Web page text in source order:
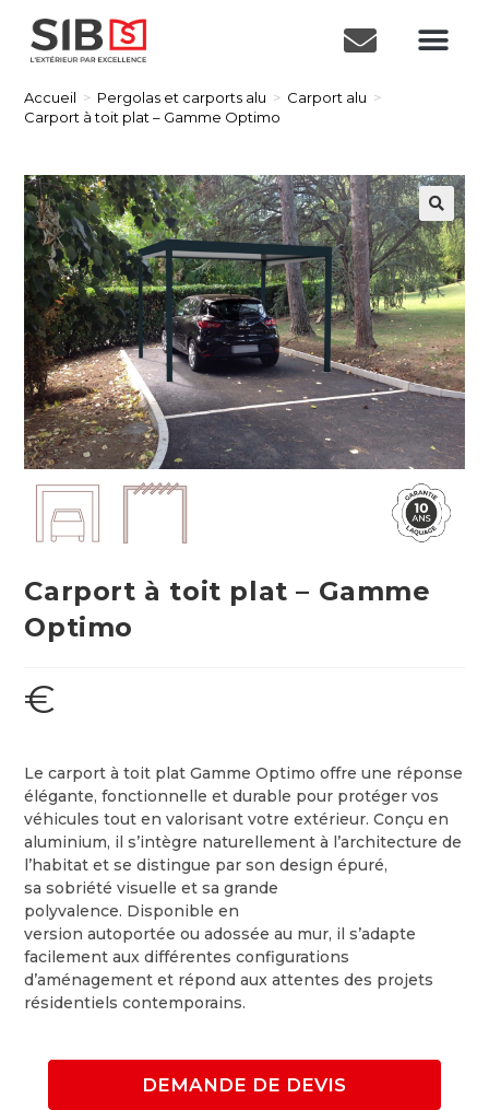
Accueil > Pergolas et carports alu > Carport alu >
Carport à toit plat – Gamme Optimo
🔍
Carport à toit plat – Gamme
Optimo
€
Le carport à toit plat Gamme Optimo offre une réponse
élégante, fonctionnelle et durable pour protéger vos
véhicules tout en valorisant votre extérieur. Conçu en
aluminium, il s’intègre naturellement à l’architecture de
l’habitat et se distingue par son design épuré,
sa sobriété visuelle et sa grande
polyvalence. Disponible en
version autoportée ou adossée au mur, il s’adapte
facilement aux différentes configurations
d’aménagement et répond aux attentes des projets
résidentiels contemporains.
DEMANDE DE DEVIS